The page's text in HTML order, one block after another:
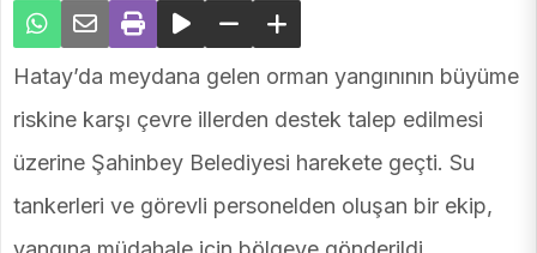
Hatay’da meydana gelen orman yangınının büyüme
riskine karşı çevre illerden destek talep edilmesi
üzerine Şahinbey Belediyesi harekete geçti. Su
tankerleri ve görevli personelden oluşan bir ekip,